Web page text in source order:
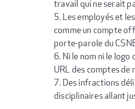
travail qui ne serait
Les employés et
comme un compte
porte-parole du
Ni le nom ni le
URL des comptes de
Des infractions
disciplinaires allant